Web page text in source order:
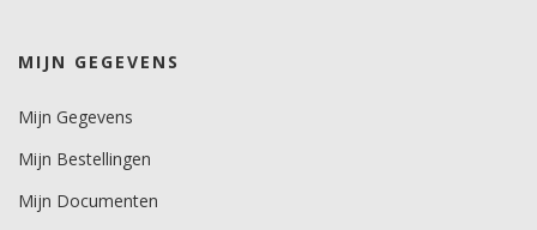
MIJN GEGEVENS
Mijn Gegevens
Mijn Bestellingen
Mijn Documenten